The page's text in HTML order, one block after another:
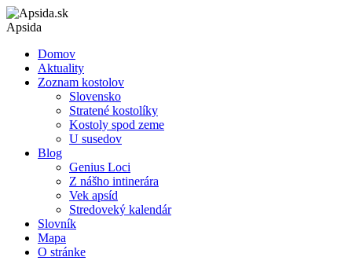
Apsida
Domov
Aktuality
Zoznam kostolov
Slovensko
Stratené kostolíky
Kostoly spod zeme
U susedov
Blog
Genius Loci
Z nášho intinerára
Vek apsíd
Stredoveký kalendár
Slovník
Mapa
O stránke